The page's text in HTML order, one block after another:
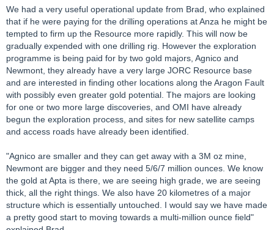
We had a very useful operational update from Brad, who explained
that if he were paying for the drilling operations at Anza he might be
tempted to firm up the Resource more rapidly. This will now be
gradually expended with one drilling rig. However the exploration
programme is being paid for by two gold majors, Agnico and
Newmont, they already have a very large JORC Resource base
and are interested in finding other locations along the Aragon Fault
with possibly even greater gold potential. The majors are looking
for one or two more large discoveries, and OMI have already
begun the exploration process, and sites for new satellite camps
and access roads have already been identified.
"Agnico are smaller and they can get away with a 3M oz mine,
Newmont are bigger and they need 5/6/7 million ounces. We know
the gold at Apta is there, we are seeing high grade, we are seeing
thick, all the right things. We also have 20 kilometres of a major
structure which is essentially untouched. I would say we have made
a pretty good start to moving towards a multi-million ounce field"